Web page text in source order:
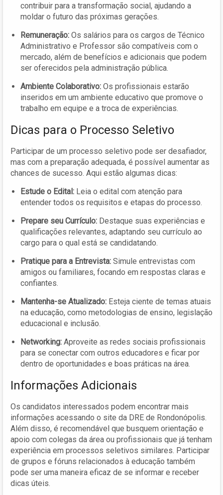
contribuir para a transformação social, ajudando a
moldar o futuro das próximas gerações.
Remuneração: Os salários para os cargos de Técnico
Administrativo e Professor são compatíveis com o
mercado, além de benefícios e adicionais que podem
ser oferecidos pela administração pública.
Ambiente Colaborativo: Os profissionais estarão
inseridos em um ambiente educativo que promove o
trabalho em equipe e a troca de experiências.
Dicas para o Processo Seletivo
Participar de um processo seletivo pode ser desafiador,
mas com a preparação adequada, é possível aumentar as
chances de sucesso. Aqui estão algumas dicas:
Estude o Edital: Leia o edital com atenção para
entender todos os requisitos e etapas do processo.
Prepare seu Currículo: Destaque suas experiências e
qualificações relevantes, adaptando seu currículo ao
cargo para o qual está se candidatando.
Pratique para a Entrevista: Simule entrevistas com
amigos ou familiares, focando em respostas claras e
confiantes.
Mantenha-se Atualizado: Esteja ciente de temas atuais
na educação, como metodologias de ensino, legislação
educacional e inclusão.
Networking: Aproveite as redes sociais profissionais
para se conectar com outros educadores e ficar por
dentro de oportunidades e boas práticas na área.
Informações Adicionais
Os candidatos interessados podem encontrar mais
informações acessando o site da DRE de Rondonópolis.
Além disso, é recomendável que busquem orientação e
apoio com colegas da área ou profissionais que já tenham
experiência em processos seletivos similares. Participar
de grupos e fóruns relacionados à educação também
pode ser uma maneira eficaz de se informar e receber
dicas úteis.